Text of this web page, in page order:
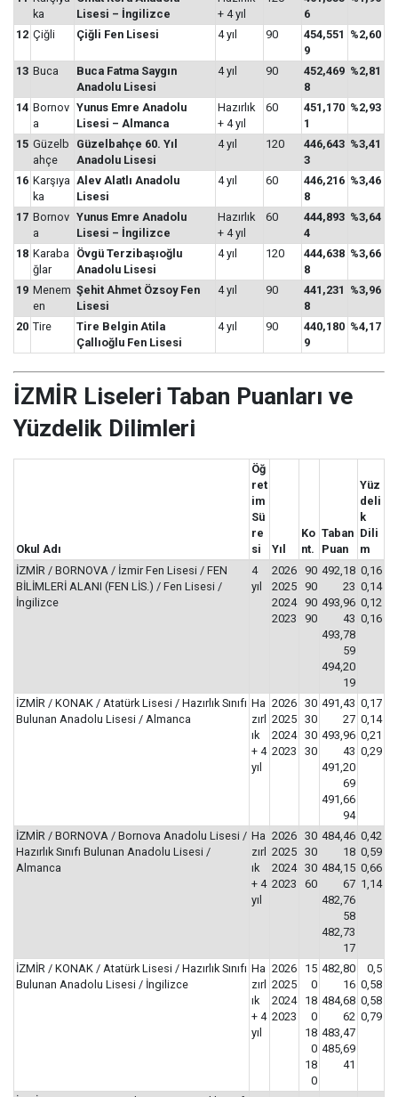
ka
Lisesi – İngilizce
+ 4 yıl
6
12 Çiğli Çiğli Fen Lisesi 4 yıl 90
454,551
9
%2,60
13 Buca
Buca Fatma Saygın
Anadolu Lisesi
4 yıl 90
452,469
8
%2,81
14 Bornov
a
Yunus Emre Anadolu
Lisesi – Almanca
Hazırlık
+ 4 yıl
60
451,170
1
%2,93
15 Güzelb
ahçe
Güzelbahçe 60. Yıl
Anadolu Lisesi
4 yıl 120
446,643
3
%3,41
16 Karşıya
ka
Alev Alatlı Anadolu
Lisesi
4 yıl 60
446,216
8
%3,46
17 Bornov
a
Yunus Emre Anadolu
Lisesi – İngilizce
Hazırlık
+ 4 yıl
60
444,893
4
%3,64
18 Karaba
ğlar
Övgü Terzibaşıoğlu
Anadolu Lisesi
4 yıl 120
444,638
8
%3,66
19 Menem
en
Şehit Ahmet Özsoy Fen
Lisesi
4 yıl 90
441,231
8
%3,96
20 Tire
Tire Belgin Atila
Çallıoğlu Fen Lisesi
4 yıl 90
440,180
9
%4,17
İZMİR Liseleri Taban Puanları ve
Yüzdelik Dilimleri
Okul Adı
Öğ
ret
im
Sü
re
si
Yıl
Ko
nt.
Taban
Puan
Yüz
deli
k
Dili
m
İZMİR / BORNOVA / İzmir Fen Lisesi / FEN
BİLİMLERİ ALANI (FEN LİS.) / Fen Lisesi /
İngilizce
4
yıl
2026
2025
2024
2023
90
90
90
90
492,18
23
493,96
43
493,78
59
494,20
19
0,16
0,14
0,12
0,16
İZMİR / KONAK / Atatürk Lisesi / Hazırlık Sınıfı
Bulunan Anadolu Lisesi / Almanca
Ha
zırl
ık
+ 4
yıl
2026
2025
2024
2023
30
30
30
30
491,43
27
493,96
43
491,20
69
491,66
94
0,17
0,14
0,21
0,29
İZMİR / BORNOVA / Bornova Anadolu Lisesi /
Hazırlık Sınıfı Bulunan Anadolu Lisesi /
Almanca
Ha
zırl
ık
+ 4
yıl
2026
2025
2024
2023
30
30
30
60
484,46
18
484,15
67
482,76
58
482,73
17
0,42
0,59
0,66
1,14
İZMİR / KONAK / Atatürk Lisesi / Hazırlık Sınıfı
Bulunan Anadolu Lisesi / İngilizce
Ha
zırl
ık
+ 4
yıl
2026
2025
2024
2023
15
0
18
0
18
0
18
0
482,80
16
484,68
62
483,47
485,69
41
0,5
0,58
0,58
0,79